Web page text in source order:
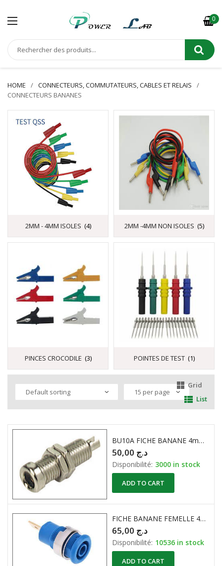
0
HOME
CONNECTEURS, COMMUTATEURS, CABLES ET RELAIS
CONNECTEURS BANANES
2MM - 4MM ISOLES (4) 2MM -4MM NON ISOLES (5)
PINCES CROCODILE (3) POINTES DE TEST (1)
Grid
List
BU10A FICHE BANANE 4mm FEMELLE NON ISOLE DC:60V Ic:16A HIRSCHMANN
د.ج
Disponibilité: 3000 in stock
ADD TO CART
FICHE BANANE FEMELLE 4MM ISOLE 500V 10A BLEU
د.ج
Disponibilité: 10536 in stock
ADD TO CART